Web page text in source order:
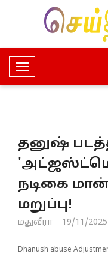
T
o
e
a
v
a
தனுஷ்
நடிகை
மறுப்பு!
மதுவீரா 19/11/
Dhanush abuse